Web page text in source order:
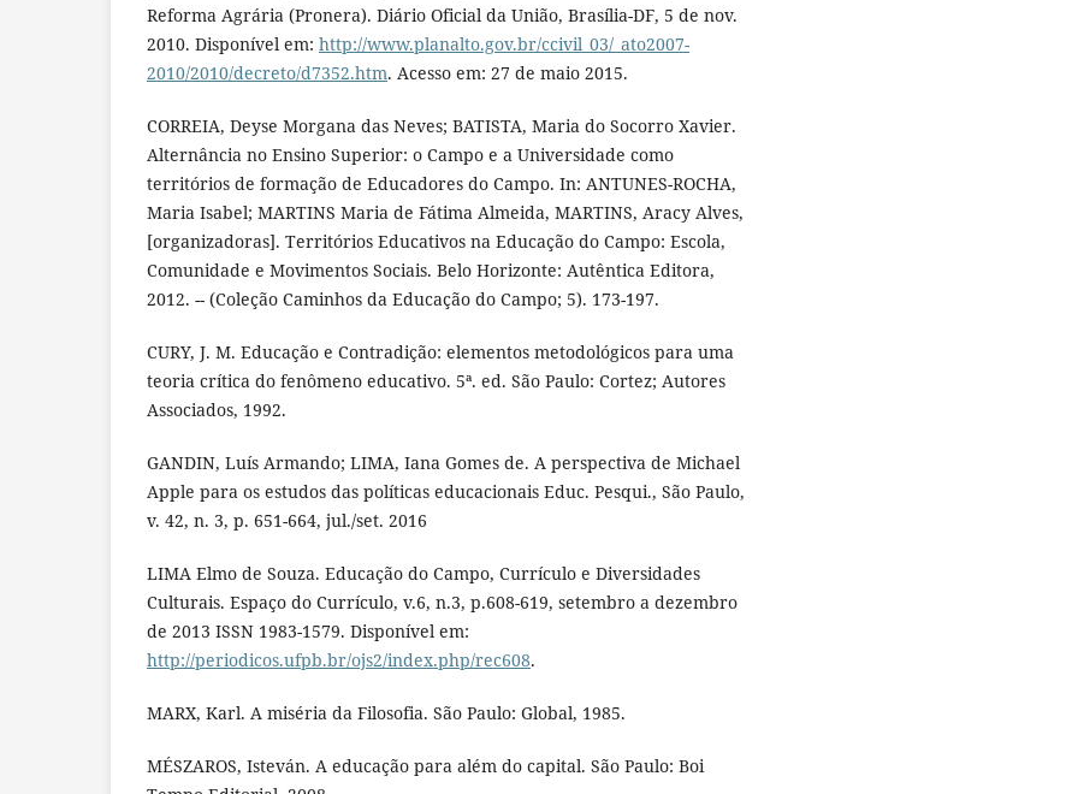
Reforma Agrária (Pronera). Diário Oficial da União, Brasília-DF, 5 de nov.
2010. Disponível em: http://www.planalto.gov.br/ccivil_03/_ato2007-
2010/2010/decreto/d7352.htm. Acesso em: 27 de maio 2015.
CORREIA, Deyse Morgana das Neves; BATISTA, Maria do Socorro Xavier.
Alternância no Ensino Superior: o Campo e a Universidade como
territórios de formação de Educadores do Campo. In: ANTUNES-ROCHA,
Maria Isabel; MARTINS Maria de Fátima Almeida, MARTINS, Aracy Alves,
[organizadoras]. Territórios Educativos na Educação do Campo: Escola,
Comunidade e Movimentos Sociais. Belo Horizonte: Autêntica Editora,
2012. -- (Coleção Caminhos da Educação do Campo; 5). 173-197.
CURY, J. M. Educação e Contradição: elementos metodológicos para uma
teoria crítica do fenômeno educativo. 5ª. ed. São Paulo: Cortez; Autores
Associados, 1992.
GANDIN, Luís Armando; LIMA, Iana Gomes de. A perspectiva de Michael
Apple para os estudos das políticas educacionais Educ. Pesqui., São Paulo,
v. 42, n. 3, p. 651-664, jul./set. 2016
LIMA Elmo de Souza. Educação do Campo, Currículo e Diversidades
Culturais. Espaço do Currículo, v.6, n.3, p.608-619, setembro a dezembro
de 2013 ISSN 1983-1579. Disponível em:
http://periodicos.ufpb.br/ojs2/index.php/rec608.
MARX, Karl. A miséria da Filosofia. São Paulo: Global, 1985.
MÉSZAROS, Isteván. A educação para além do capital. São Paulo: Boi